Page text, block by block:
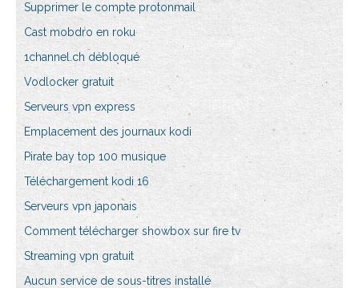
Supprimer le compte protonmail
Cast mobdro en roku
1channel.ch débloqué
Vodlocker gratuit
Serveurs vpn express
Emplacement des journaux kodi
Pirate bay top 100 musique
Téléchargement kodi 16
Serveurs vpn japonais
Comment télécharger showbox sur fire tv
Streaming vpn gratuit
Aucun service de sous-titres installé